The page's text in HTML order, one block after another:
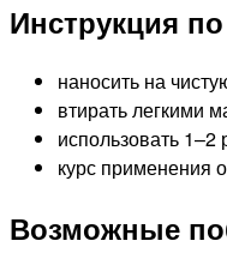
Инструкция
наносить на
втирать легкими
использовать 1–2
курс применения
Возможные